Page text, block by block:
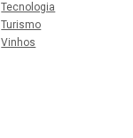
Tecnologia
Turismo
Vinhos